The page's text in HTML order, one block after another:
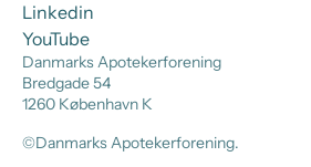
Danmarks Apotekerforening
Bredgade 54
1260 København K
©Danmarks Apotekerforening.
Linkedin
YouTube